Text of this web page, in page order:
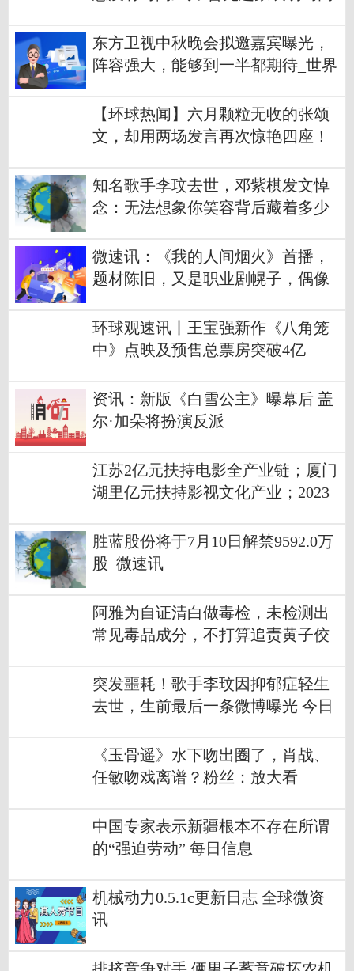
东方卫视中秋晚会拟邀嘉宾曝光，
阵容强大，能够到一半都期待_世界
【环球热闻】六月颗粒无收的张颂
文，却用两场发言再次惊艳四座！
知名歌手李玟去世，邓紫棋发文悼
念：无法想象你笑容背后藏着多少
微速讯：《我的人间烟火》首播，
题材陈旧，又是职业剧幌子，偶像
环球观速讯丨王宝强新作《八角笼
中》点映及预售总票房突破4亿
资讯：新版《白雪公主》曝幕后 盖
尔·加朵将扮演反派
江苏2亿元扶持电影全产业链；厦门
湖里亿元扶持影视文化产业；2023
胜蓝股份将于7月10日解禁9592.0万
股_微速讯
阿雅为自证清白做毒检，未检测出
常见毒品成分，不打算追责黄子佼
突发噩耗！歌手李玟因抑郁症轻生
去世，生前最后一条微博曝光 今日
《玉骨遥》水下吻出圈了，肖战、
任敏吻戏离谱？粉丝：放大看
中国专家表示新疆根本不存在所谓
的“强迫劳动” 每日信息
机械动力0.5.1c更新日志 全球微资
讯